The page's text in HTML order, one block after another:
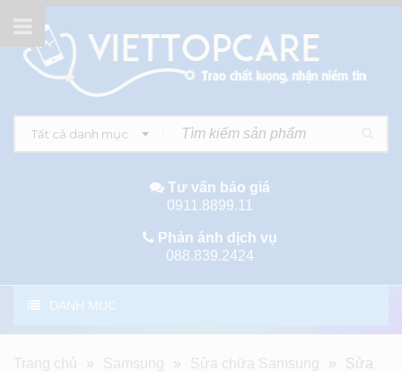
Tất cả danh mục
Tư vấn báo giá
0911.8899.11
Phản ánh dịch vụ
088.839.2424
DANH MỤC
Trang chủ » Samsung » Sửa chữa Samsung »
Sửa